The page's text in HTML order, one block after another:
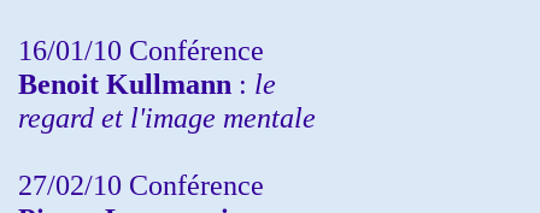
16/01/10 Conférence
Benoit Kullmann : le
regard et l'image mentale
27/02/10 Conférence